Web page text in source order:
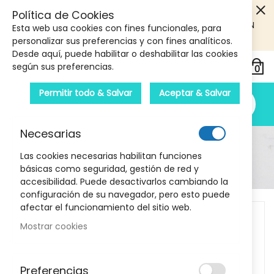
5€ DE DESCUENTO EN TU PRIMERA COMPRA! SOLO
PRODUCTOS DE PARAFARMACIA Y ORTOPEDIA QUE SUPEREN
LOS 40€CUPON: PRIMERA10
Detalle Del Producto
Inicio Spray Solar SPF 50+ 200ml Avene
Skip
the
the
Política de Cookies
Esta web usa cookies con fines funcionales, para
personalizar sus preferencias y con fines analíticos.
Desde aquí, puede habilitar o deshabilitar las cookies
según sus preferencias.
Permitir todo & Salvar Aceptar & Salvar
Necesarias
Las cookies necesarias habilitan funciones
básicas como seguridad, gestión de red y
accesibilidad. Puede desactivarlos cambiando la
configuración de su navegador, pero esto puede
afectar el funcionamiento del sitio web.
Mostrar cookies
Preferencias